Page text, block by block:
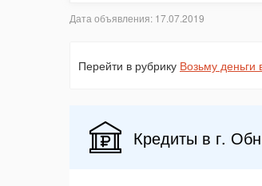
Дата объявления: 17.07.2019
Перейти в рубрику Возьму деньги
Кредиты в г.